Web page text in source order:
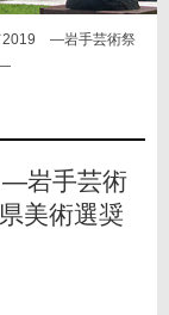
2019 ―岩手芸術祭
―
岩手芸術
美術選奨